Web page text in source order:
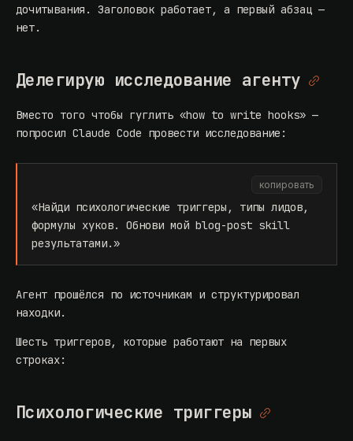
дочитывания. Заголовок работает, а первый абзац —
нет.
Делегирую исследование агенту
Вместо того чтобы гуглить «how to write hooks» —
попросил Claude Code провести исследование:
копировать
«Найди психологические триггеры, типы лидов,
формулы хуков. Обнови мой blog-post skill
результатами.»
Агент прошёлся по источникам и структурировал
находки.
Шесть триггеров, которые работают на первых
строках:
Психологические триггеры